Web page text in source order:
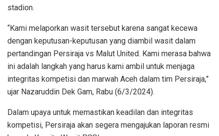
stadion.
“Kami melaporkan wasit tersebut karena sangat kecewa
dengan keputusan-keputusan yang diambil wasit dalam
pertandingan Persiraja vs Malut United. Kami merasa bahwa
ini adalah langkah yang harus kami ambil untuk menjaga
integritas kompetisi dan marwah Aceh dalam tim Persiraja,”
ujar Nazaruddin Dek Gam, Rabu (6/3/2024).
Dalam upaya untuk memastikan keadilan dan integritas
kompetisi, Persiraja akan segera mengajukan laporan resmi